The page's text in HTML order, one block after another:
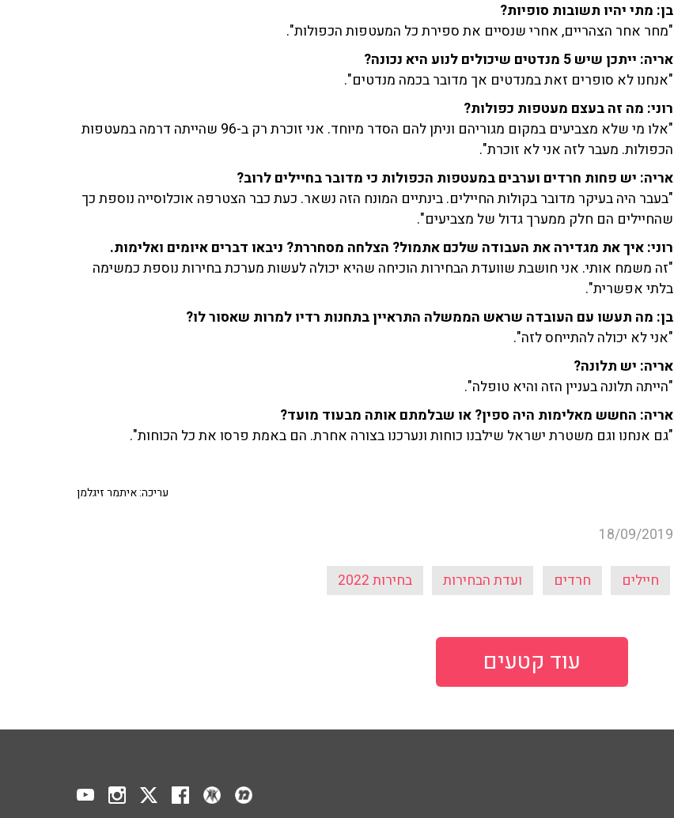
בן: מתי יהיו תשובות סופיות?
"מחר אחר הצהריים, אחרי שנסיים את ספירת כל המעטפות הכפולות".
אריה: ייתכן שיש 5 מנדטים שיכולים לנוע היא נכונה?
"אנחנו לא סופרים זאת במנדטים אך מדובר בכמה מנדטים".
רוני: מה זה בעצם מעטפות כפולות?
"אלו מי שלא מצביעים במקום מגוריהם וניתן להם הסדר מיוחד. אני זוכרת רק ב-96 שהייתה דרמה במעטפות
הכפולות. מעבר לזה אני לא זוכרת".
אריה: יש פחות חרדים וערבים במעטפות הכפולות כי מדובר בחיילים לרוב?
"בעבר היה בעיקר מדובר בקולות החיילים. בינתיים המונח הזה נשאר. כעת כבר הצטרפה אוכלוסייה נוספת כך
שהחיילים הם חלק ממערך גדול של מצביעים".
רוני: איך את מגדירה את העבודה שלכם אתמול? הצלחה מסחררת? ניבאו דברים איומים ואלימות.
"זה משמח אותי. אני חושבת שוועדת הבחירות הוכיחה שהיא יכולה לעשות מערכת בחירות נוספת כמשימה
בלתי אפשרית".
בן: מה תעשו עם העובדה שראש הממשלה התראיין בתחנות רדיו למרות שאסור לו?
"אני לא יכולה להתייחס לזה".
אריה: יש תלונה?
"הייתה תלונה בעניין הזה והיא טופלה".
אריה: החשש מאלימות היה ספין? או שבלמתם אותה מבעוד מועד?
"גם אנחנו וגם משטרת ישראל שילבנו כוחות ונערכנו בצורה אחרת. הם באמת פרסו את כל הכוחות".
עריכה: איתמר זיגלמן
18/09/2019
חיילים חרדים ועדת הבחירות בחירות 2022
עוד קטעים